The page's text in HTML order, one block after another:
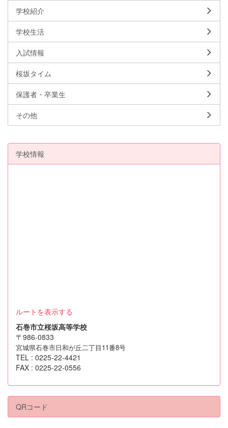
学校紹介
学校生活
入試情報
桜坂タイム
保護者・卒業生
その他
学校情報
ルートを表示する
石巻市立桜坂高等学校
〒986-0833
宮城県石巻市日和が丘二丁目11番8号
TEL : 0225-22-4421
FAX : 0225-22-0556
QRコード